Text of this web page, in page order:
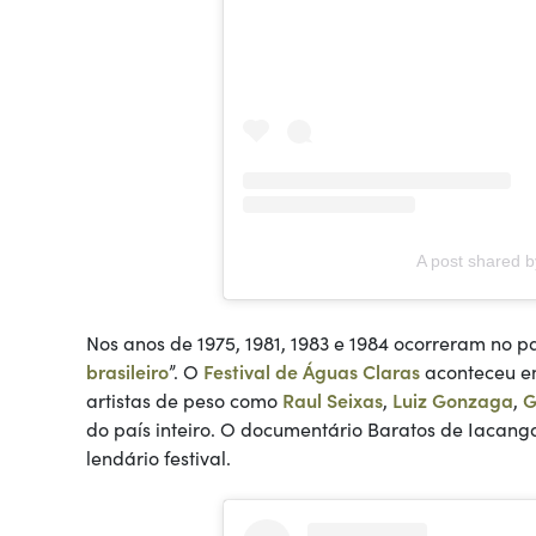
A post shared
Nos anos de 1975, 1981, 1983 e 1984 ocorreram
brasileiro”. O Festival de Águas Clarasaconteceu
artistas de peso como Raul Seixas, Luiz Gonzaga,
do país inteiro. O documentário Baratos de
lendário festival.